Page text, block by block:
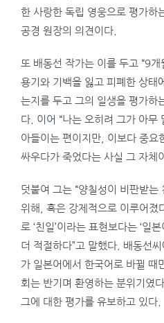
한 사랑한 독립 영웅으로 평가하
공경 원장의 의견이다.
또 배동선 작가는 이를 두고 “9개
용기와 기백을 잃고 피폐한 상태
는지를 두고 그의 일생을 평가하
다. 이어 “나는 오히려 그가 아무
아들이는 편이지만, 이보다 중요
싸우다가 죽었다는 사실 그 자체
덧붙여 그는 “양칠성이 비판받
위해, 혹은 강제적으로 이루어졌
로 ‘친일’이라는 표현보다는 ‘일
더 적절하다”고 말했다. 배동선
가 일본어에서 한국어로 바뀔 때
회는 반기며 환영하는 분위기였
그에 대한 평가를 유보하고 있다.